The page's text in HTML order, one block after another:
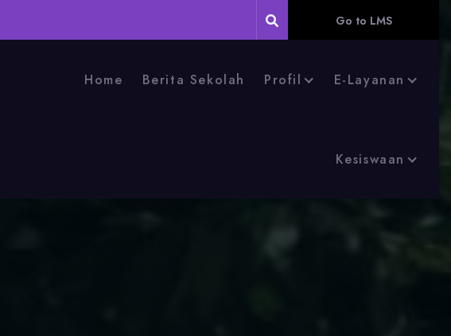
Go to LMS
Home Berita Sekolah Profil E-Layanan
Kesiswaan